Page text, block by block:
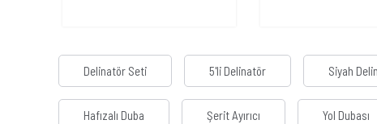
Delinatör Seti 5'li Delinatör Siyah
Hafızalı Duba Şerit Ayırıcı Yol Dubası